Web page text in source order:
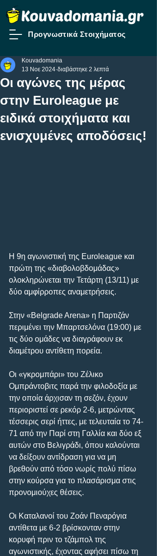
Προγνωστικά Στοιχήματος
Oι αγώνες της μέρας
στην Euroleague με
ειδικά στοιχήματα και
ενισχυμένες αποδόσεις!
Kouvadomania
13 Νοε 2024 διαβάστηκε 2 λεπτά
Η 9η αγωνιστική της Euroleague και
πρώτη της «διαβολοβδομάδας»
ολοκληρώνεται την Τετάρτη (13/11) με
δύο αμφίρροπες αναμετρήσεις.
Στην «Belgrade Arena» η Παρτιζάν
περιμένει την Μπαρτσελόνα (19:00) με
τις δύο ομάδες να διαγράφουν εκ
διαμέτρου αντίθετη πορεία.
Οι «γκρομπάρι» του Ζέλικο
Ομπράντοβιτς παρά την φιλοδοξία με
την οποία άρχισαν τη σεζόν, έχουν
περιοριστεί σε ρεκόρ 2-6, μετρώντας
τέσσερις σερί ήττες, με τελευταία το 74-
71 από την Παρί στη Γαλλία και δύο εξ
αυτών στο Βελιγράδι, όπου καλούνται
να δείξουν αντίδραση για να μη
βρεθούν από τόσο νωρίς πολύ πίσω
στην κούρσα για το πλασάρισμα στις
προνομιούχες θέσεις.
Οι Καταλανοί του Ζοάν Πεναρόγια
αντίθετα με 6-2 βρίσκονταν στην
κορυφή πριν το τζάμπολ της
αγωνιστικής, έχοντας αφήσει πίσω τη